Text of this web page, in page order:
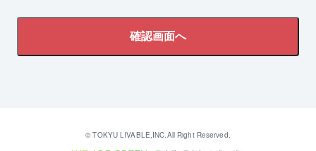
確認画面へ
© TOKYU LIVABLE,INC.All Right Reserved.